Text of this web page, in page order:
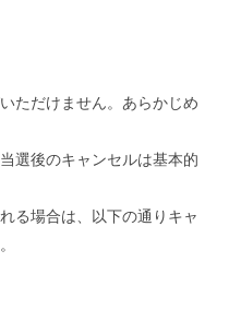
ただけません。あらかじめ
選後のキャンセルは基本的
る場合は、以下の通りキャ